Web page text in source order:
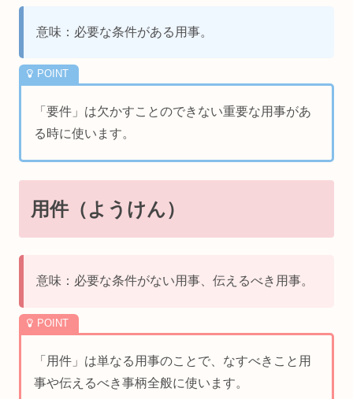
意味：必要な条件がある用事。
「要件」は欠かすことのできない重要な用事があ
る時に使います。
用件（ようけん）
意味：必要な条件がない用事、伝えるべき用事。
「用件」は単なる用事のことで、なすべきこと用
事や伝えるべき事柄全般に使います。